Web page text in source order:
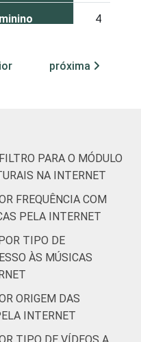
4
5
1
Educação
6
próxima
PARA O MÓDULO
NA INTERNET
FREQUÊNCIA COM
PELA INTERNET
TIPO DE
ÀS MÚSICAS
ORIGEM DAS
INTERNET